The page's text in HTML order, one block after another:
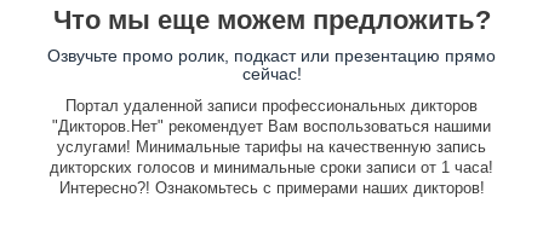
Что мы еще можем предложить?
Озвучьте промо ролик, подкаст или презентацию прямо
сейчас!
Портал удаленной записи профессиональных дикторов
"Дикторов.Нет" рекомендует Вам воспользоваться нашими
услугами! Минимальные тарифы на качественную запись
дикторских голосов и минимальные сроки записи от 1 часа!
Интересно?! Ознакомьтесь с примерами наших дикторов!